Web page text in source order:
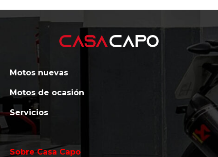
Motos nuevas
Motos de ocasión
Servicios
Sobre Casa Capo